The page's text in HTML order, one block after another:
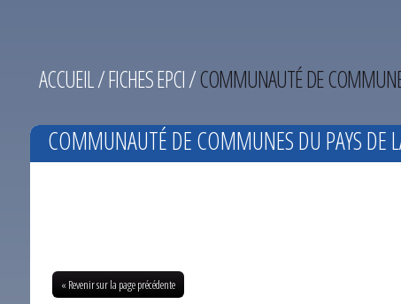
ACCUEIL/FICHES EPCI/COMMUNAUTÉ DE
COMMUNAUTÉ DE COMMUNES DU PAYS DE
« Revenir sur la page précédente